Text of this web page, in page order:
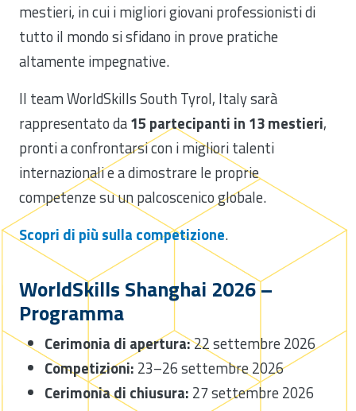
mestieri, in cui i migliori giovani professionisti di
tutto il mondo si sfidano in prove pratiche
altamente impegnative.
Il team WorldSkills South Tyrol, Italy sarà
rappresentato da15 partecipanti in 13 mestieri,
pronti a confrontarsi con i migliori talenti
internazionali e a dimostrare le proprie
competenze su un palcoscenico globale.
Scopri di più sulla competizione.
WorldSkills Shanghai 2026 –
Programma
Cerimonia di apertura:22 settembre 2026
Competizioni: 23–26 settembre 2026
Cerimonia di chiusura: 27 settembre 2026